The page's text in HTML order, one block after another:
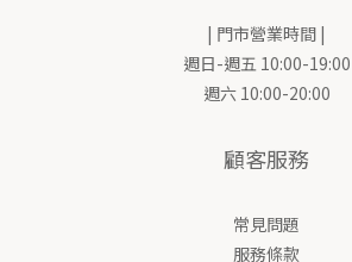
| 門市營業時間 |
週日-週五 10:00-19:00
週六 10:00-20:00
顧客服務
常見問題
服務條款